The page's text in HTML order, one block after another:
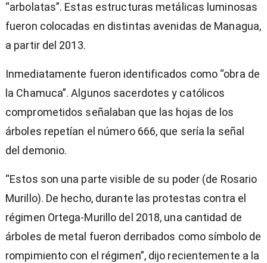
“arbolatas”. Estas estructuras metálicas luminosas
fueron colocadas en distintas avenidas de Managua,
a partir del 2013.
Inmediatamente fueron identificados como “obra de
la Chamuca”. Algunos sacerdotes y católicos
comprometidos señalaban que las hojas de los
árboles repetían el número 666, que sería la señal
del demonio.
“Estos son una parte visible de su poder (de Rosario
Murillo). De hecho, durante las protestas contra el
régimen Ortega-Murillo del 2018, una cantidad de
árboles de metal fueron derribados como símbolo de
rompimiento con el régimen”, dijo recientemente a la